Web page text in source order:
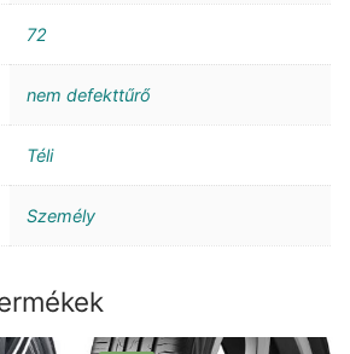
72
nem defekttűrő
Téli
Személy